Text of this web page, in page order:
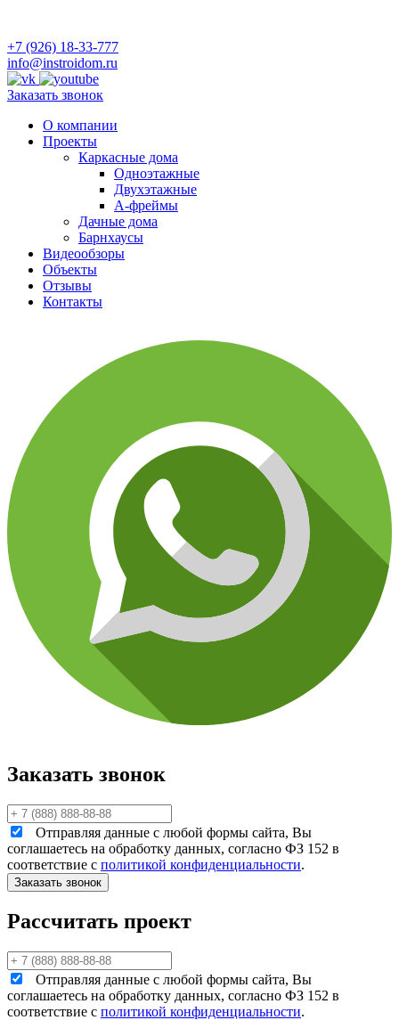
+7 (926) 18-33-777
info@instroidom.ru
Заказать звонок
О компании
Проекты
Каркасные дома
Одноэтажные
Двухэтажные
А-фреймы
Дачные дома
Барнхаусы
Видеообзоры
Объекты
Отзывы
Контакты
Заказать звонок
Отправляя данные с любой формы сайта, Вы
соглашаетесь на обработку данных, согласно ФЗ 152 в
соответствие с политикой конфиденциальности.
Рассчитать проект
Отправляя данные с любой формы сайта, Вы
соглашаетесь на обработку данных, согласно ФЗ 152 в
соответствие с политикой конфиденциальности.